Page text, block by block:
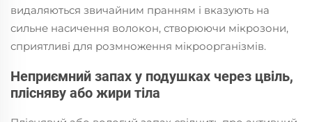
видаляються звичайним пранням і вказують на
сильне насичення волокон, створюючи мікрозони,
сприятливі для розмноження мікроорганізмів.
Неприємний запах у подушках через цвіль,
плісняву або жири тіла